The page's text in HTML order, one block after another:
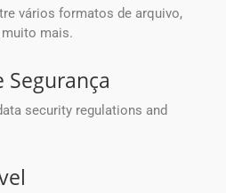
vários formatos de arquivo,
muito mais.
security regulations and